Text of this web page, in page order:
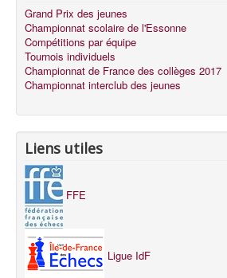
Grand Prix des jeunes
Championnat scolaire de l'Essonne
Compétitions par équipe
Tournois individuels
Championnat de France des collèges 2017
Championnat interclub des jeunes
Liens utiles
FFE
Ligue IdF